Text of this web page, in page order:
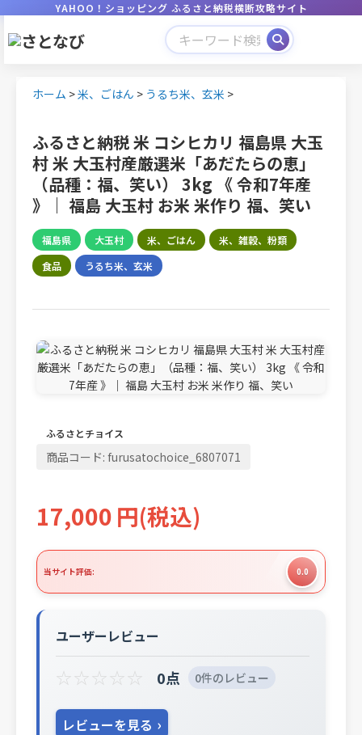
YAHOO！ショッピング ふるさと納税横断攻略サイト
ホーム >米、ごはん > うるち米、玄米 >
ふるさと納税 米 コシヒカリ 福島県 大玉
村 米 大玉村産厳選米「あだたらの恵」
（品種：福、笑い） 3kg 《 令和7年産
》｜ 福島 大玉村 お米 米作り 福、笑い
福島県 大玉村 米、ごはん
米、雑穀、粉類
食品
うるち米、玄米
ふるさとチョイス
商品コード: furusatochoice_6807071
17,000 円(税込)
当サイト評価: 0.0
ユーザーレビュー
☆ ☆ ☆ ☆ ☆ 0点 0件のレビュー
レビューを見る